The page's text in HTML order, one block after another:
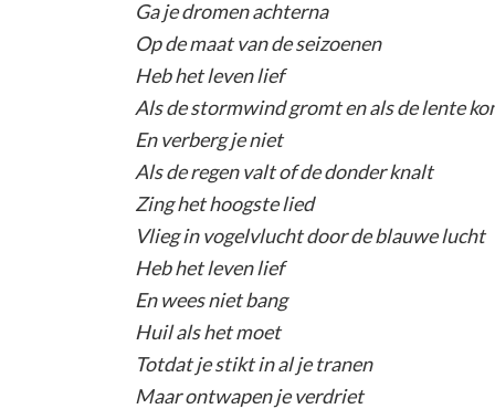
Ga je dromen achterna
Op de maat van de seizoenen
Heb het leven lief
Als de stormwind gromt en als de lente
En verberg je niet
Als de regen valt of de donder knalt
Zing het hoogste lied
Vlieg in vogelvlucht door de blauwe lucht
Heb het leven lief
En wees niet bang
Huil als het moet
Totdat je stikt in al je tranen
Maar ontwapen je verdriet